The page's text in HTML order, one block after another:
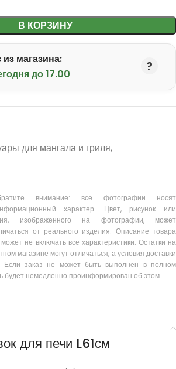
В КОРЗИНУ
магазина:
до 17.00
для мангала и гриля,
внимание: все фотографии носят
характер. Цвет, рисунок или
изображенного на фотографии, может
от реального изделия. Описание товара
не включать все характеристики. Остатки на
магазине могут отличаться, а условия доставки
Если заказ не может быть выполнен в полном
будет немедленно проинформирован об этом.
для печи L61см